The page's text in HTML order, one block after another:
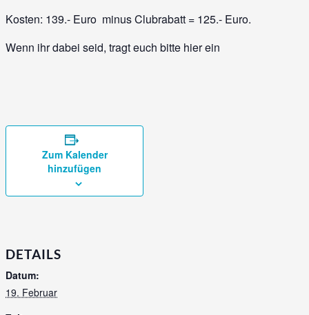
Kosten: 139.- Euro minus Clubrabatt = 125.- Euro.
Wenn ihr dabei seid, tragt euch bitte hier ein
Zum Kalender
hinzufügen
DETAILS
Datum:
19. Februar